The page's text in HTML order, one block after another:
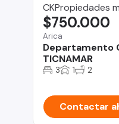
CKPropiedades
Arica
Departamento
TICNAMAR
$750.000
3 1 2
Contactar